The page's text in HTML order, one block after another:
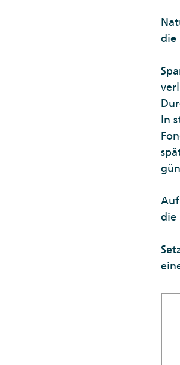
die
In
die